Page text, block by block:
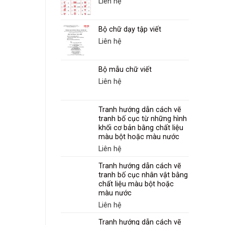
Bộ chữ dạy tập viết
Liên hệ
Bộ mẫu chữ viết
Liên hệ
Tranh hướng dẫn cách vẽ
tranh bố cục từ những hình
khối cơ bản bằng chất liệu
màu bột hoặc màu nước
Liên hệ
Tranh hướng dẫn cách vẽ
tranh bố cục nhân vật bằng
chất liệu màu bột hoặc
màu nước
Liên hệ
Tranh hướng dẫn cách vẽ